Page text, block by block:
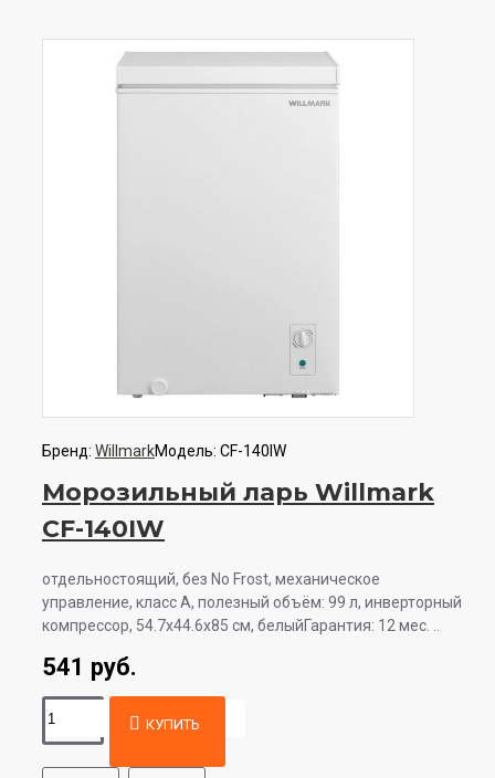
Бренд: WillmarkМодель: CF-140IW
Морозильный ларь Willmark
CF-140IW
отдельностоящий, без No Frost, механическое
управление, класс A, полезный объём: 99 л, инверторный
компрессор, 54.7x44.6x85 см, белыйГарантия: 12 мес. ..
541 руб.
КУПИТЬ